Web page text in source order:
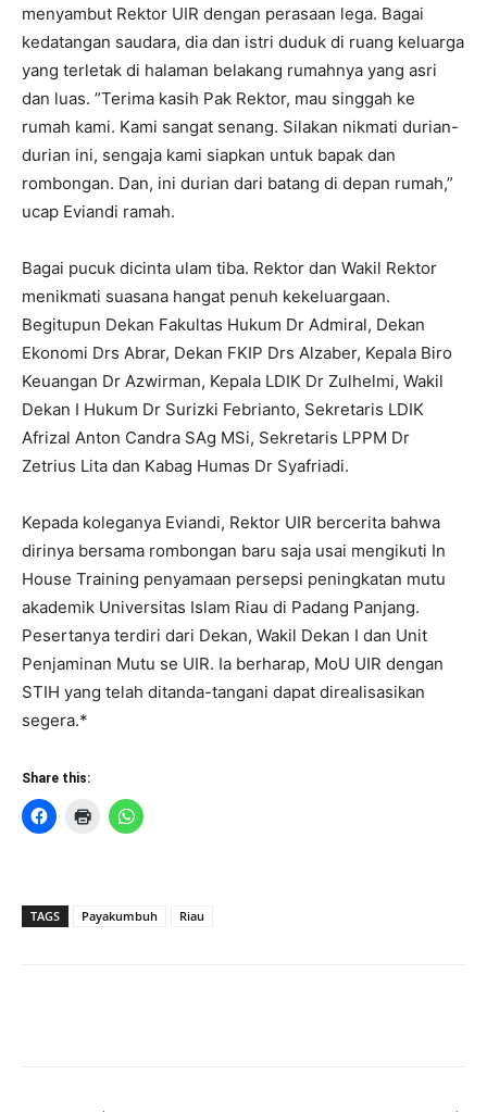
menyambut Rektor UIR dengan perasaan lega. Bagai
kedatangan saudara, dia dan istri duduk di ruang keluarga
yang terletak di halaman belakang rumahnya yang asri
dan luas. ”Terima kasih Pak Rektor, mau singgah ke
rumah kami. Kami sangat senang. Silakan nikmati durian-
durian ini, sengaja kami siapkan untuk bapak dan
rombongan. Dan, ini durian dari batang di depan rumah,”
ucap Eviandi ramah.
Bagai pucuk dicinta ulam tiba. Rektor dan Wakil Rektor
menikmati suasana hangat penuh kekeluargaan.
Begitupun Dekan Fakultas Hukum Dr Admiral, Dekan
Ekonomi Drs Abrar, Dekan FKIP Drs Alzaber, Kepala Biro
Keuangan Dr Azwirman, Kepala LDIK Dr Zulhelmi, Wakil
Dekan I Hukum Dr Surizki Febrianto, Sekretaris LDIK
Afrizal Anton Candra SAg MSi, Sekretaris LPPM Dr
Zetrius Lita dan Kabag Humas Dr Syafriadi.
Kepada koleganya Eviandi, Rektor UIR bercerita bahwa
dirinya bersama rombongan baru saja usai mengikuti In
House Training penyamaan persepsi peningkatan mutu
akademik Universitas Islam Riau di Padang Panjang.
Pesertanya terdiri dari Dekan, Wakil Dekan I dan Unit
Penjaminan Mutu se UIR. Ia berharap, MoU UIR dengan
STIH yang telah ditanda-tangani dapat direalisasikan
segera.*
Share this:
TAGS Payakumbuh Riau